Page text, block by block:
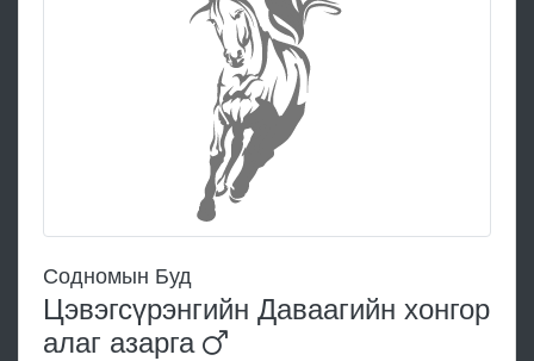
Содномын Буд
Цэвэгсүрэнгийн Даваагийн хонгор
алаг азарга